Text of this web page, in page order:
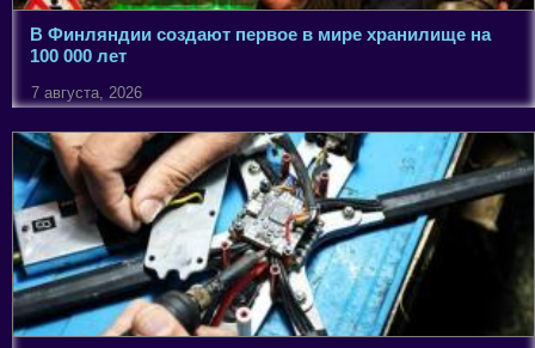
В Финляндии создают первое в мире хранилище на
100 000 лет
7 августа, 2026